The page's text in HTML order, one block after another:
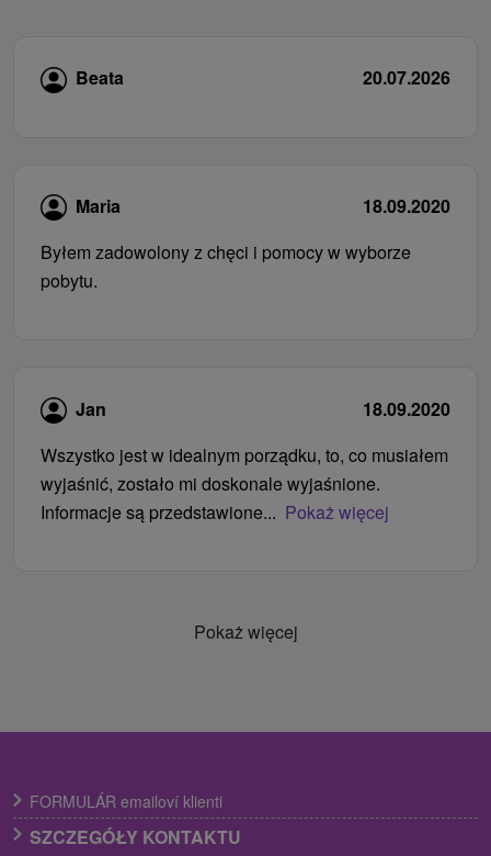
Beata 20.07.2026
Maria
18.09.2020
Byłem zadowolony z chęci i pomocy w wyborze
pobytu.
Jan
18.09.2020
Wszystko jest w idealnym porządku, to, co musiałem
wyjaśnić, zostało mi doskonale wyjaśnione.
Informacje są przedstawione... Pokaż więcej
Pokaż więcej
FORMULÁR emailoví klienti
SZCZEGÓŁY KONTAKTU